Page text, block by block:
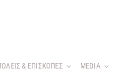
& ΕΠΙΣΚΟΠΕΣ MEDIA